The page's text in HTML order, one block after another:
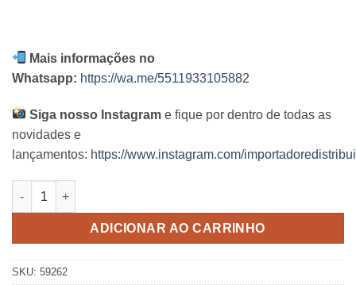
Mais informações no
Whatsapp: https://wa.me/5511933105882
Siga nosso Instagram e fique por dentro de todas as
novidades e
lançamentos: https://www.instagram.com/
Boia Neon Intex - 91cm quantidade
ADICIONAR AO CARRINHO
SKU: 59262